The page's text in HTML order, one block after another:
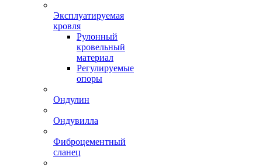
Эксплуатируемая
кровля
Рулонный
кровельный
материал
Регулируемые
опоры
Ондулин
Ондувилла
Фиброцементный
сланец